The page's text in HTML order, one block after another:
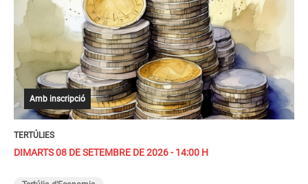
Amb inscripció
TERTÚLIES
DIMARTS 08 DE SETEMBRE DE 2026 - 14:00 H